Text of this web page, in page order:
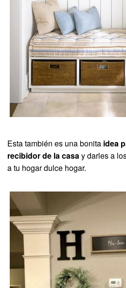
Esta también es una bonita idea
recibidor de la casay darles a
a tu hogar dulce hogar.